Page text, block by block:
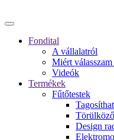
Fondital
A vállalatról
Miért
Videók
Termékek
Fűtőtestek
Design